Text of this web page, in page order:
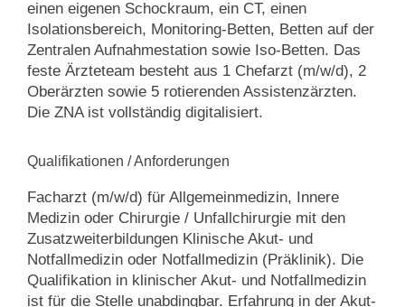
einen eigenen Schockraum, ein CT, einen
Isolations­bereich, Monitoring-Betten, Betten auf der
Zentralen Aufnahmestation sowie Iso-Betten. Das
feste Ärzteteam besteht aus 1 Chefarzt (m/w/d), 2
Oberärzten sowie 5 rotierenden Assistenzärzten.
Die ZNA ist vollständig digitalisiert.
Qualifikationen / Anforderungen
Facharzt (m/w/d) für Allgemeinmedizin, Innere
Medizin oder Chirurgie / Unfallchirurgie mit den
Zusatzweiterbildungen Klinische Akut- und
Notfallmedizin oder Notfallmedizin (Präklinik). Die
Qualifikation in klinischer Akut- und Notfallmedizin
ist für die Stelle unabdingbar. Erfahrung in der Akut-